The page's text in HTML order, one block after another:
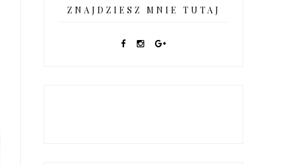
ZNAJDZIESZ MNIE TUTAJ